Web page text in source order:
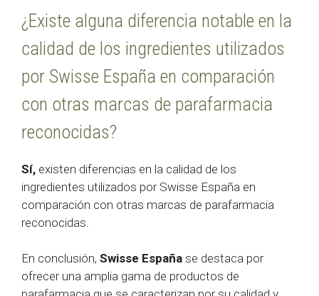
¿Existe alguna diferencia notable en la
calidad de los ingredientes utilizados
por Swisse España en comparación
con otras marcas de parafarmacia
reconocidas?
Sí, existen diferencias en la calidad de los
ingredientes utilizados por Swisse España en
comparación con otras marcas de parafarmacia
reconocidas.
En conclusión, Swisse España se destaca por
ofrecer una amplia gama de productos de